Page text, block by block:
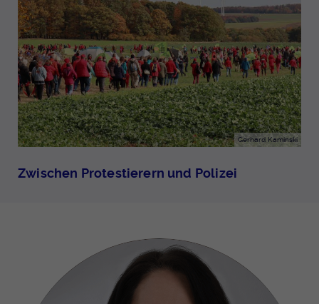
Gerhard Kaminski
Zwischen Protestierern und Polizei